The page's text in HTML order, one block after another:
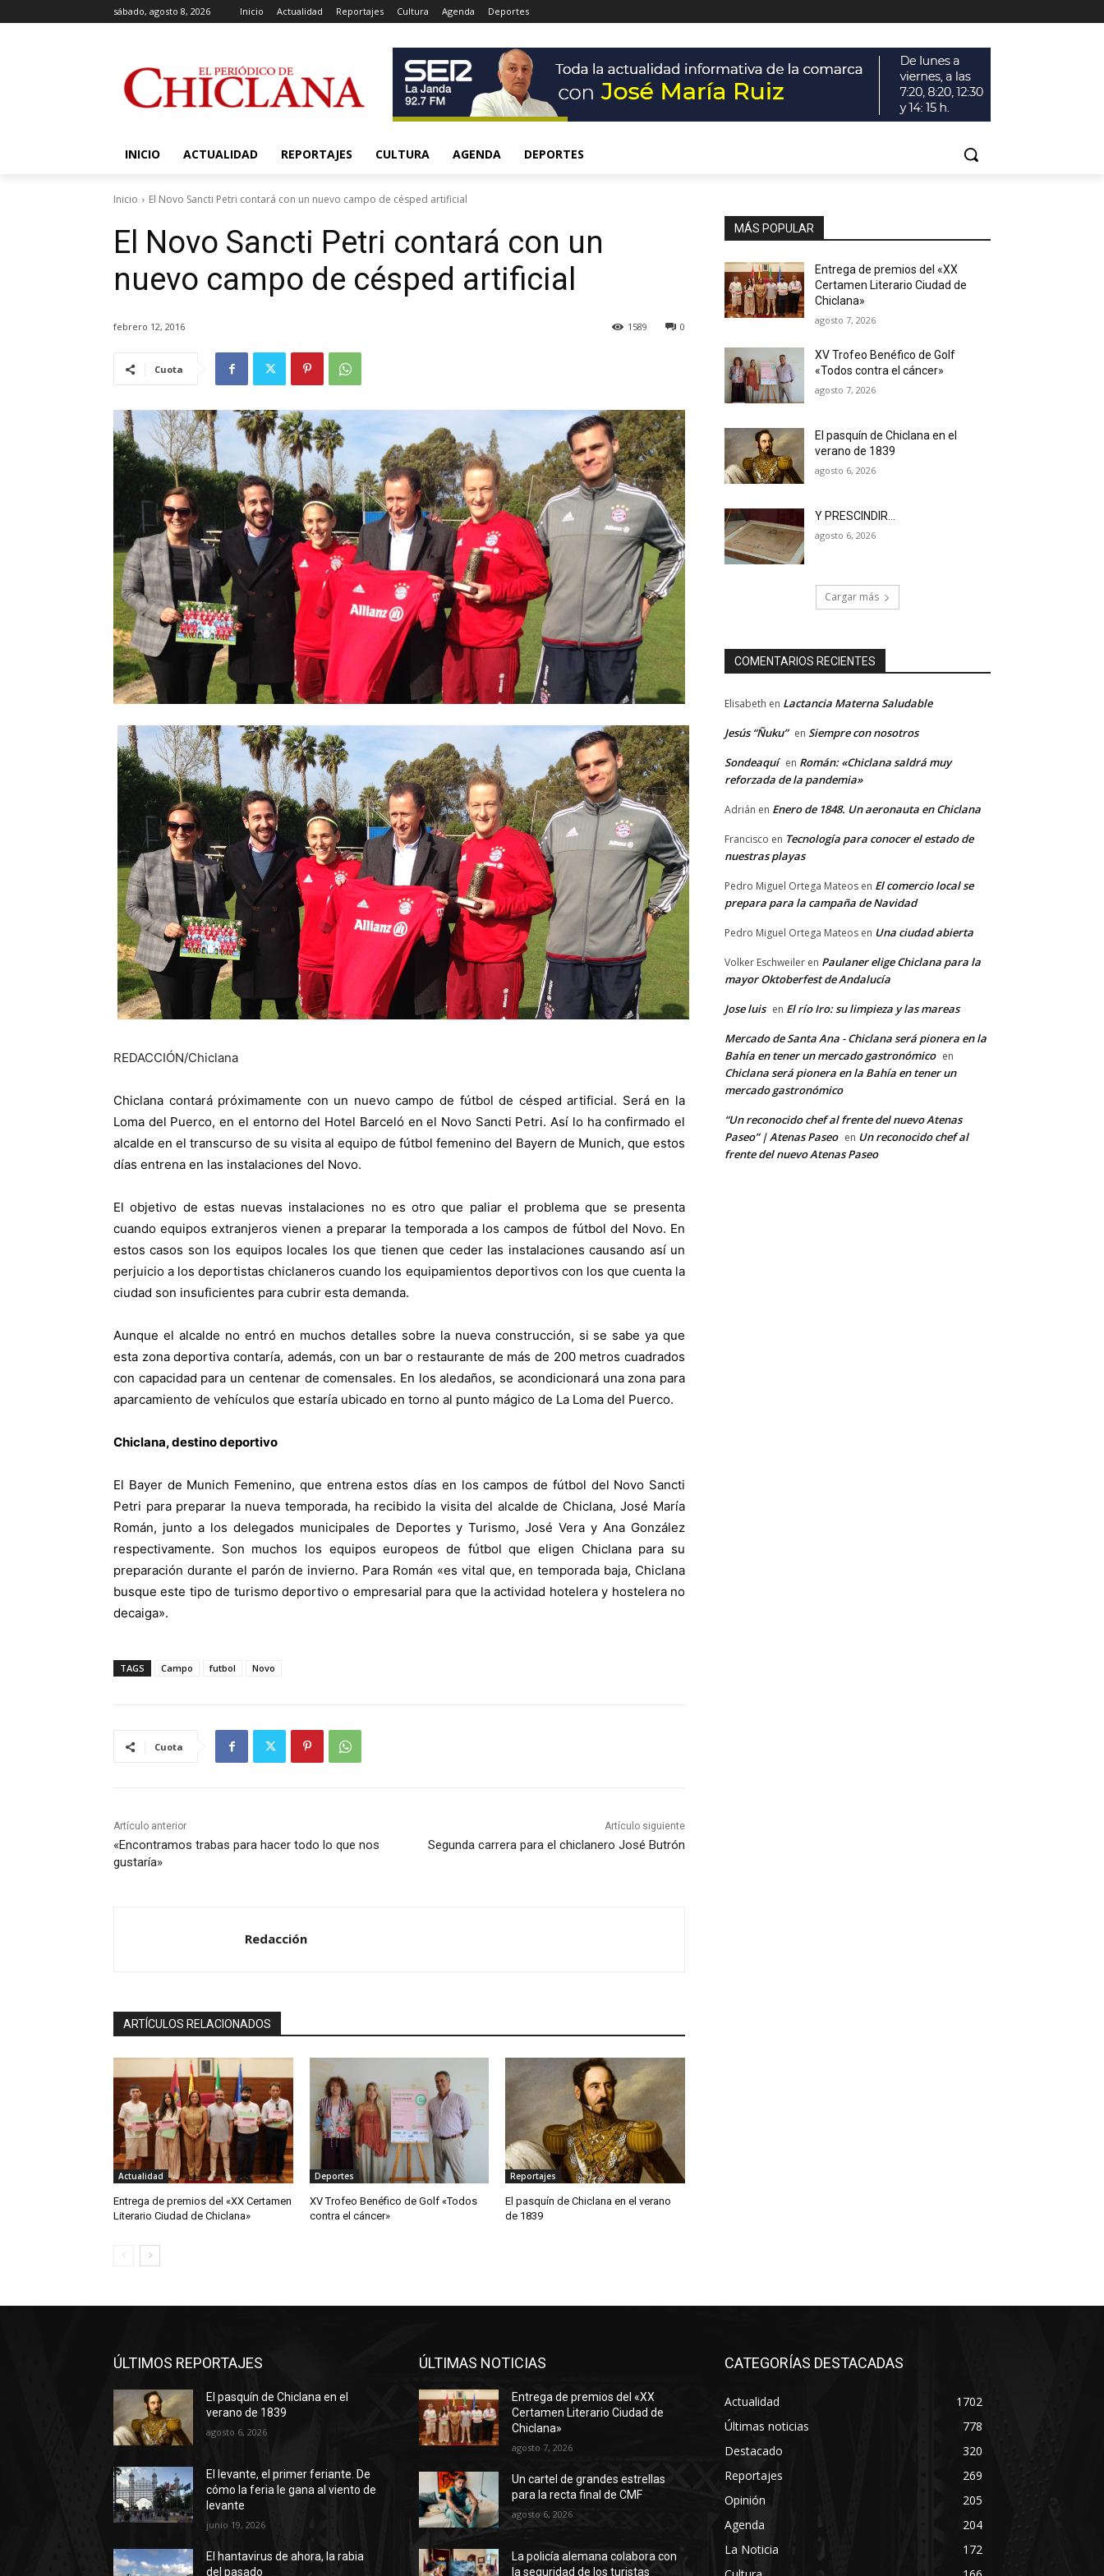
sábado, agosto 8, 2026 Inicio Actualidad Reportajes Cultura Agenda Deportes
INICIO ACTUALIDAD REPORTAJES CULTURA AGENDA DEPORTES
Inicio El Novo Sancti Petri contará con un nuevo campo de césped artificial
El Novo Sancti Petri contará con un
nuevo campo de césped artificial
febrero 12, 2016 0
1589
Cuota
REDACCIÓN/Chiclana
Chiclana contará próximamente con un nuevo campo de fútbol de césped artificial. Será en la
Loma del Puerco, en el entorno del Hotel Barceló en el Novo Sancti Petri. Así lo ha confirmado el
alcalde en el transcurso de su visita al equipo de fútbol femenino del Bayern de Munich, que estos
días entrena en las instalaciones del Novo.
El objetivo de estas nuevas instalaciones no es otro que paliar el problema que se presenta
cuando equipos extranjeros vienen a preparar la temporada a los campos de fútbol del Novo. En
estos casos son los equipos locales los que tienen que ceder las instalaciones causando así un
perjuicio a los deportistas chiclaneros cuando los equipamientos deportivos con los que cuenta la
ciudad son insuficientes para cubrir esta demanda.
Aunque el alcalde no entró en muchos detalles sobre la nueva construcción, si se sabe ya que
esta zona deportiva contaría, además, con un bar o restaurante de más de 200 metros cuadrados
con capacidad para un centenar de comensales. En los aledaños, se acondicionará una zona para
aparcamiento de vehículos que estaría ubicado en torno al punto mágico de La Loma del Puerco.
Chiclana, destino deportivo
El Bayer de Munich Femenino, que entrena estos días en los campos de fútbol del Novo Sancti
Petri para preparar la nueva temporada, ha recibido la visita del alcalde de Chiclana, José María
Román, junto a los delegados municipales de Deportes y Turismo, José Vera y Ana González
respectivamente. Son muchos los equipos europeos de fútbol que eligen Chiclana para su
preparación durante el parón de invierno. Para Román «es vital que, en temporada baja, Chiclana
busque este tipo de turismo deportivo o empresarial para que la actividad hotelera y hostelera no
decaiga».
TAGS Campo futbol Novo
Cuota
Artículo anterior
«Encontramos trabas para hacer todo lo que nos
gustaría»
Artículo siguiente
Segunda carrera para el chiclanero José Butrón
Redacción
ARTÍCULOS RELACIONADOS
Actualidad
Entrega de premios del «XX Certamen
Literario Ciudad de Chiclana»
Deportes
XV Trofeo Benéfico de Golf «Todos
contra el cáncer»
Reportajes
El pasquín de Chiclana en el verano
de 1839
MÁS POPULAR
Entrega de premios del «XX
Certamen Literario Ciudad de
Chiclana»
agosto 7, 2026
XV Trofeo Benéfico de Golf
«Todos contra el cáncer»
agosto 7, 2026
El pasquín de Chiclana en el
verano de 1839
agosto 6, 2026
Y PRESCINDIR…
agosto 6, 2026
Cargar más
COMENTARIOS RECIENTES
Elisabeth en Lactancia Materna Saludable
Jesús “Ñuku” en Siempre con nosotros
Sondeaquí en Román: «Chiclana saldrá muy
reforzada de la pandemia»
Adrián en Enero de 1848. Un aeronauta en Chiclana
Francisco en Tecnología para conocer el estado de
nuestras playas
Pedro Miguel Ortega Mateos en El comercio local se
prepara para la campaña de Navidad
Pedro Miguel Ortega Mateos en Una ciudad abierta
Volker Eschweiler en Paulaner elige Chiclana para la
mayor Oktoberfest de Andalucía
Jose luis en El río Iro: su limpieza y las mareas
Mercado de Santa Ana - Chiclana será pionera en la
Bahía en tener un mercado gastronómico en
Chiclana será pionera en la Bahía en tener un
mercado gastronómico
“Un reconocido chef al frente del nuevo Atenas
Paseo” | Atenas Paseo en Un reconocido chef al
frente del nuevo Atenas Paseo
ÚLTIMOS REPORTAJES
El pasquín de Chiclana en el
verano de 1839
agosto 6, 2026
El levante, el primer feriante. De
cómo la feria le gana al viento de
levante
junio 19, 2026
El hantavirus de ahora, la rabia
del pasado
ÚLTIMAS NOTICIAS
Entrega de premios del «XX
Certamen Literario Ciudad de
Chiclana»
agosto 7, 2026
Un cartel de grandes estrellas
para la recta final de CMF
agosto 6, 2026
La policía alemana colabora con
la seguridad de los turistas
CATEGORÍAS DESTACADAS
Actualidad
1702
Últimas noticias
778
Destacado
320
Reportajes
269
Opinión
205
Agenda
204
La Noticia
172